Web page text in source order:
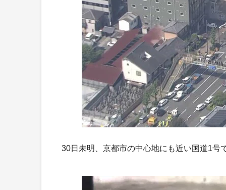
30日未明、京都市の中心地にも近い国道1号